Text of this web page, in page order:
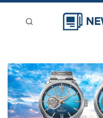
新聞稿分類
登入
刊登